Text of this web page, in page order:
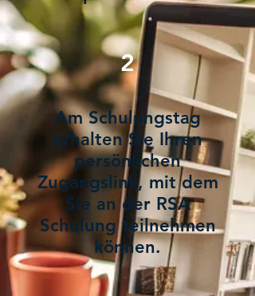
2
Am Schulungstag
erhalten Sie Ihren
persönlichen
Zugangslink, mit dem
Sie an der RSA
Schulung teilnehmen
können.